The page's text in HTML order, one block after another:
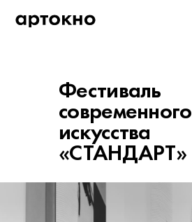
Фестиваль
современного
искусства
«СТАНДАРТ»